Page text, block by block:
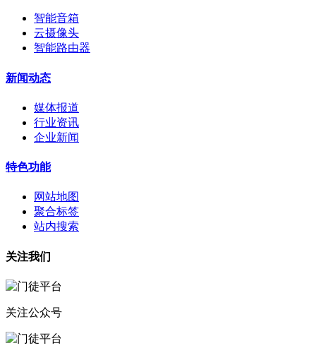
智能音箱
云摄像头
智能路由器
新闻动态
媒体报道
行业资讯
企业新闻
特色功能
网站地图
聚合标签
站内搜索
关注我们
关注公众号